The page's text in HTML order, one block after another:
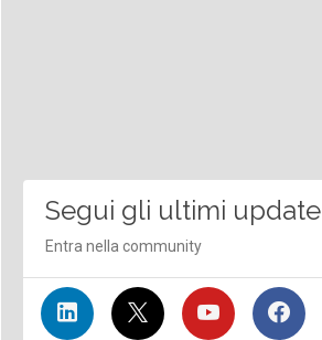
Segui gli ultimi update
Entra nella community